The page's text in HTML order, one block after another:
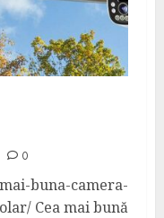
0
buna-camera-
Cea mai bună